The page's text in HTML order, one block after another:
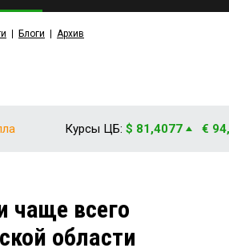
Блоги Архив
Курсы ЦБ: $ 81,4077 €
чаще всего
области